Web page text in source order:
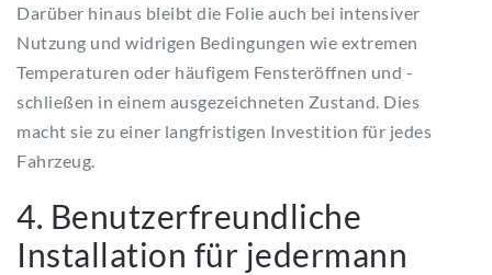
Darüber hinaus bleibt die Folie auch bei intensiver
Nutzung und widrigen Bedingungen wie extremen
Temperaturen oder häufigem Fensteröffnen und -
schließen in einem ausgezeichneten Zustand. Dies
macht sie zu einer langfristigen Investition für jedes
Fahrzeug.
4. Benutzerfreundliche
Installation für jedermann